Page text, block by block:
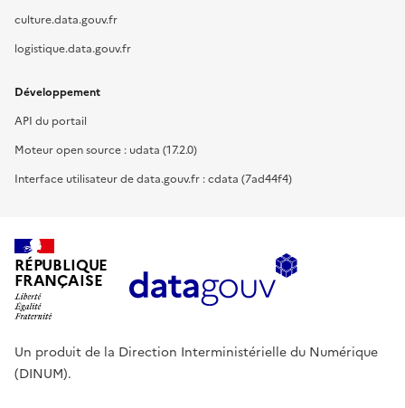
culture.data.gouv.fr
logistique.data.gouv.fr
Développement
API du portail
Moteur open source : udata (17.2.0)
Interface utilisateur de data.gouv.fr : cdata (7ad44f4)
RÉPUBLIQUE
FRANÇAISE
Un produit de la Direction Interministérielle du Numérique
(DINUM).